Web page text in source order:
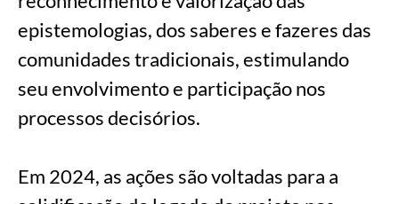
epistemologias, dos saberes e fazeres das
comunidades tradicionais, estimulando
seu envolvimento e participação nos
processos decisórios.
Em 2024, as ações são voltadas para a